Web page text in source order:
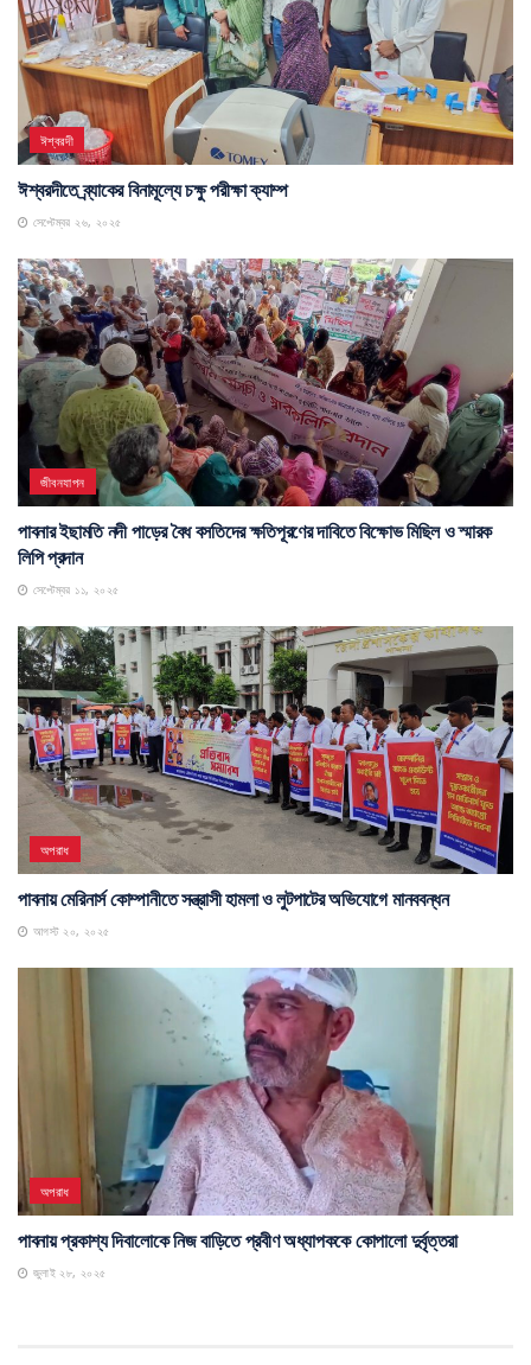
ঈশ্বরদী
ঈশ্বরদীতে ব্র্যাকের বিনামূল্যে চক্ষু পরীক্ষা ক্যাম্প
সেপ্টেম্বর ২৬, ২০২৫
জীবনযাপন
পাবনার ইছামতি নদী পাড়ের বৈধ বসতিদের ক্ষতিপূরণের দাবিতে বিক্ষোভ মিছিল ও স্মারক
লিপি প্রদান
সেপ্টেম্বর ১১, ২০২৫
অপরাধ
পাবনায় মেরিনার্স কোম্পানীতে সন্ত্রাসী হামলা ও লুটপাটের অভিযোগে মানববন্ধন
আগস্ট ২০, ২০২৫
অপরাধ
পাবনায় প্রকাশ্য দিবালোকে নিজ বাড়িতে প্রবীণ অধ্যাপককে কোপালো দুর্বৃত্তরা
জুলাই ২৮, ২০২৫